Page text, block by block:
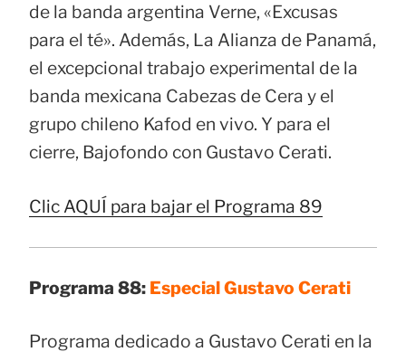
de la banda argentina Verne, «Excusas
para el té». Además, La Alianza de Panamá,
el excepcional trabajo experimental de la
banda mexicana Cabezas de Cera y el
grupo chileno Kafod en vivo. Y para el
cierre, Bajofondo con Gustavo Cerati.
Clic AQUÍ para bajar el Programa 89
Programa 88: Especial Gustavo Cerati
Programa dedicado a Gustavo Cerati en la